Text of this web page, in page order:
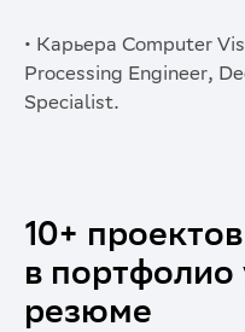
• Карьера Computer
Processing Engineer,
Specialist.
10+ проектов
в портфолио
резюме